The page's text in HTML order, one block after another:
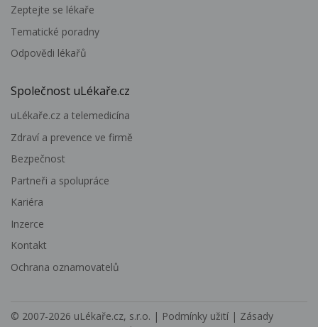
Zeptejte se lékaře
Tematické poradny
Odpovědi lékařů
Společnost uLékaře.cz
uLékaře.cz a telemedicína
Zdraví a prevence ve firmě
Bezpečnost
Partneři a spolupráce
Kariéra
Inzerce
Kontakt
Ochrana oznamovatelů
© 2007-2026 uLékaře.cz, s.r.o. | Podmínky užití | Zásady